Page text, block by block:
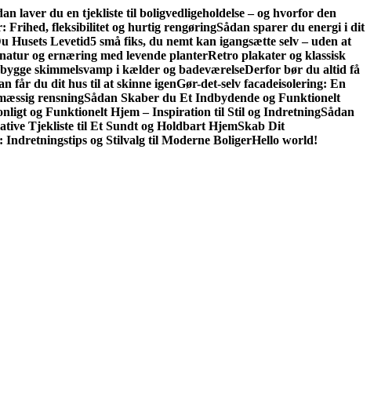
laver du en tjekliste til boligvedligeholdelse – og hvorfor den
Frihed, fleksibilitet og hurtig rengøringSådan sparer du energi i dit
Husets Levetid5 små fiks, du nemt kan igangsætte selv – uden at
og ernæring med levende planterRetro plakater og klassisk
skimmelsvamp i kælder og badeværelseDerfor bør du altid få
får du dit hus til at skinne igenGør-det-selv facadeisolering: En
rensningSådan Skaber du Et Indbydende og Funktionelt
og Funktionelt Hjem – Inspiration til Stil og IndretningSådan
Tjekliste til Et Sundt og Holdbart HjemSkab Dit
og Stilvalg til Moderne BoligerHello world!